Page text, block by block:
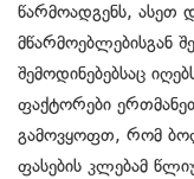
წარმოადგენს, ასეთ
მწარმოებლებისგან
შემოდინებებსაც
ფაქტორები
გამოვყოფთ, რომ
ფასების კლებამ